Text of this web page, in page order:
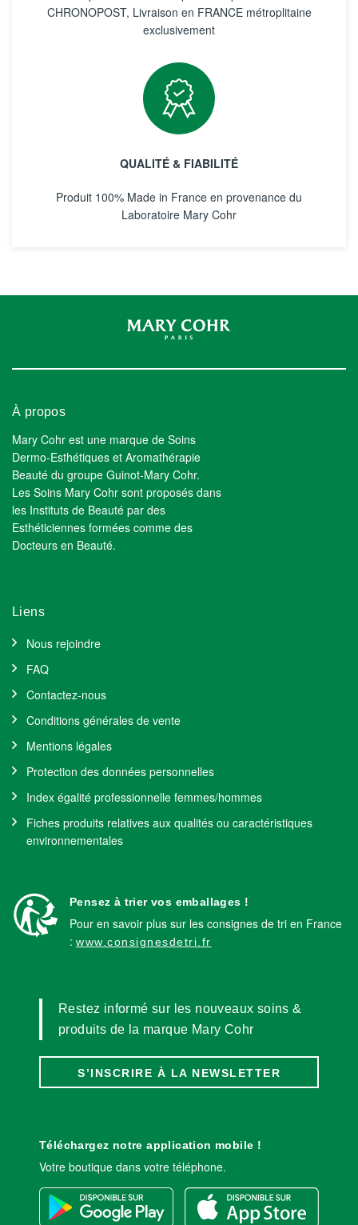
CHRONOPOST, Livraison en FRANCE métroplitaine
exclusivement
QUALITÉ & FIABILITÉ
Produit 100% Made in France en provenance du
Laboratoire Mary Cohr
À propos
Mary Cohr est une marque de Soins
Dermo-Esthétiques et Aromathérapie
Beauté du groupe Guinot-Mary Cohr.
Les Soins Mary Cohr sont proposés dans
les Instituts de Beauté par des
Esthéticiennes formées comme des
Docteurs en Beauté.
Liens
Nous rejoindre
FAQ
Contactez-nous
Conditions générales de vente
Mentions légales
Protection des données personnelles
Index égalité professionnelle femmes/hommes
Fiches produits relatives aux qualités ou caractéristiques
environnementales
Pensez à trier vos emballages !
Pour en savoir plus sur les consignes de tri en France
: www.consignesdetri.fr
Restez informé sur les nouveaux soins &
produits de la marque Mary Cohr
S’INSCRIRE À LA NEWSLETTER
Téléchargez notre application mobile !
Votre boutique dans votre téléphone.